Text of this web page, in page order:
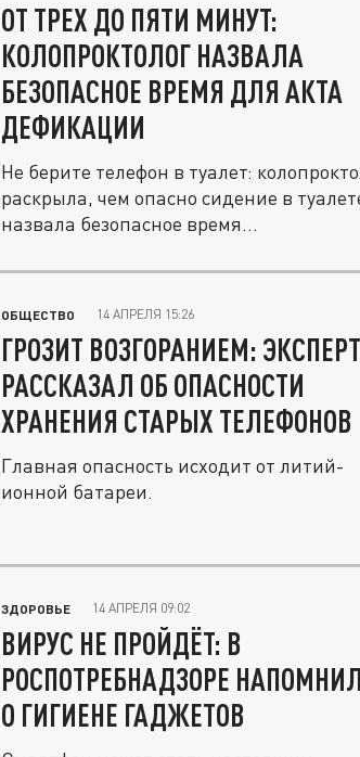
ОТ ТРЕХ ДО ПЯТИ МИНУТ:
КОЛОПРОКТОЛОГ НАЗВАЛА
БЕЗОПАСНОЕ ВРЕМЯ ДЛЯ АКТА
ДЕФИКАЦИИ
Не берите телефон в туалет:
раскрыла, чем опасно сидение в
назвала безопасное время...
ОБЩЕСТВО 14 АПРЕЛЯ 15:26
ГРОЗИТ ВОЗГОРАНИЕМ: ЭКСПЕРТ
РАССКАЗАЛ ОБ ОПАСНОСТИ
ХРАНЕНИЯ СТАРЫХ ТЕЛЕФОНОВ
Главная опасность исходит от литий-
ионной батареи.
ЗДОРОВЬЕ 14 АПРЕЛЯ 09:02
ВИРУС НЕ ПРОЙДЁТ: В
РОСПОТРЕБНАДЗОРЕ
О ГИГИЕНЕ ГАДЖЕТОВ